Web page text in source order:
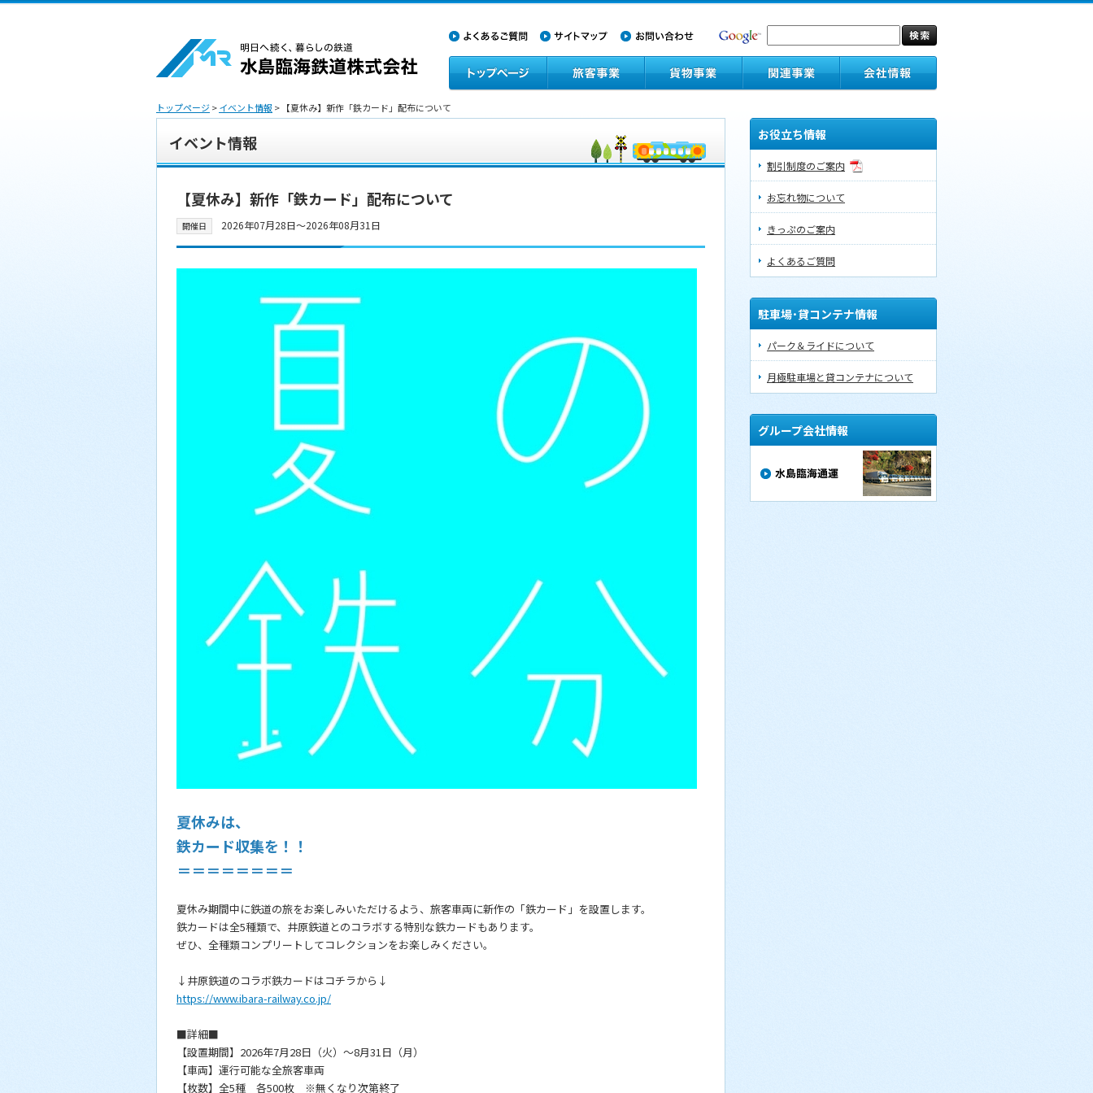
トップページ>イベント情報> 【夏休み】新作「鉄カード」配布について
イベント情報
【夏休み】新作「鉄カード」配布について
開催日 2026年07月28日〜2026年08月31日
夏休みは、
鉄カード収集を！！
＝＝＝＝＝＝＝＝
夏休み期間中に鉄道の旅をお楽しみいただけるよう、旅客車両に新作の「鉄カード」を設置します。
鉄カードは全5種類で、井原鉄道とのコラボする特別な鉄カードもあります。
ぜひ、全種類コンプリートしてコレクションをお楽しみください。
↓井原鉄道のコラボ鉄カードはコチラから↓
https://www.ibara-railway.co.jp/
■詳細■
【設置期間】2026年7月28日（火）～8月31日（月）
【車両】運行可能な全旅客車両
【枚数】全5種 各500枚 ※無くなり次第終了
お役立ち情報
割引制度のご案内
お忘れ物について
きっぷのご案内
よくあるご質問
駐車場･貸コンテナ情報
パーク＆ライドについて
月極駐車場と貸コンテナについて
グループ会社情報